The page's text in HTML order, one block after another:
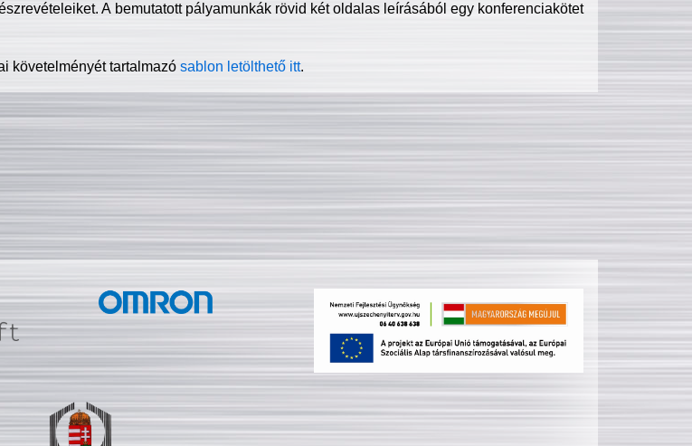
A bemutatott pályamunkák rövid két oldalas leírásából egy konferenciakötet
követelményét tartalmazósablon letölthető itt.